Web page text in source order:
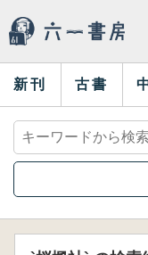
新刊 古書